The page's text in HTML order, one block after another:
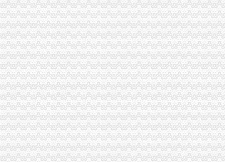
国家工商行政管理局关于企业登记管理若干问题的执行意见-法律快车
国家工商行政管理局关于企业登记管理若干问题的执行意见
教育部等五部门印发《民办学校分类登记实施细则》_新闻_大众网
《民办学校分类登记实施细则》
关于加快农业产业化省级龙头企业发展的若干政策规定
曲阜市人民关于曲阜市户籍管理制度改革的实施意见（试行）
教育部等五部门关于印发《民办学校分类登记实施细则》的通知_搜狐
教育部等部委：民办学校分类登记实施细则_搜狐教育_搜狐网
教育部等五部门印发《民办学校分类登记实施细则》_网易财经
教育部等五部门关于印发《民办学校分类登记实施细则》的通知-福建
泰安市人民门户网站